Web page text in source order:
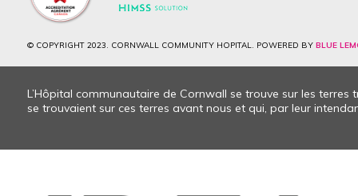
© COPYRIGHT 2023. CORNWALL COMMUNITY HOPITAL. POWERED BY BLUE
L’Hôpital communautaire de Cornwall se trouve sur les
se trouvaient sur ces terres avant nous et qui, par leur